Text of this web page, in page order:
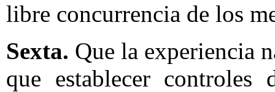
libre concurrencia de los
Sexta. Que la experiencia
que establecer controles